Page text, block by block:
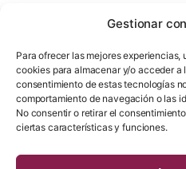
Gestionar
Para ofrecer las mejores
cookies para almacenar y/o acceder a
consentimiento de estas tecnologías
comportamiento de navegación o las
No consentir o retirar el
ciertas características y funciones.
1 … 11